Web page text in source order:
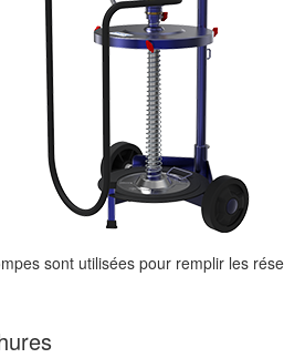
sont utilisées pour remplir les